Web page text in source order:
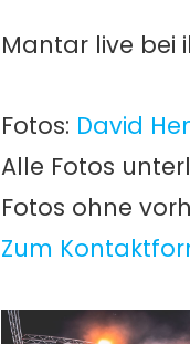
Mantar live bei
Fotos: David
Alle Fotos
Fotos ohne
Zum